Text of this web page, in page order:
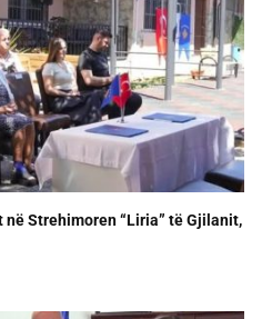
Strehimoren “Liria” të Gjilanit,